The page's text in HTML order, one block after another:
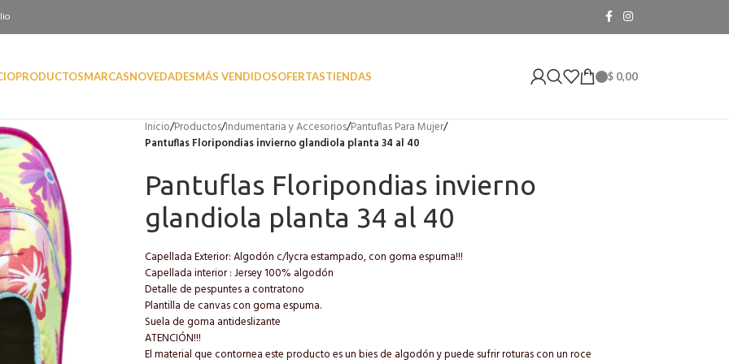
PRODUCTOSMARCASNOVEDADESMÁS VENDIDOSOFERTASTIENDAS $ 0,00
Inicio/Productos/Indumentaria y Accesorios/Pantuflas Para Mujer/
Pantuflas Floripondias invierno glandiola planta 34 al 40
Pantuflas Floripondias invierno
glandiola planta 34 al 40
Capellada Exterior: Algodón c/lycra estampado, con goma espuma!!!
Capellada interior : Jersey 100% algodón
Detalle de pespuntes a contratono
Plantilla de canvas con goma espuma.
Suela de goma antideslizante
ATENCIÓN!!!
El material que contornea este producto es un bies de algodón y puede sufrir roturas con un roce